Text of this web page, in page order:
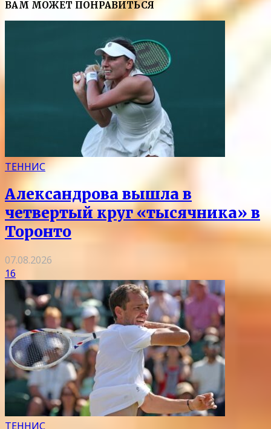
ВАМ МОЖЕТ ПОНРАВИТЬСЯ
ТЕННИС
Александрова вышла в
четвертый круг «тысячника» в
Торонто
07.08.2026
16
ТЕННИС